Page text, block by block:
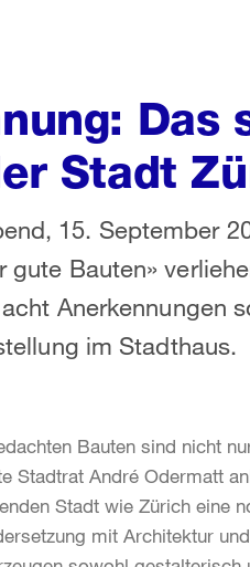
Das
Stadt
15. September
gute Bauten»
Anerkennungen
im Stadthaus.
Bauten sind nicht
Stadtrat André Odermatt
Stadt wie Zürich eine
mit Architektur